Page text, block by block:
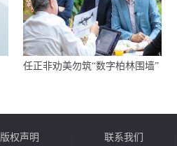
任正非劝美勿筑“数字柏林围墙”
版权声明 联系我们